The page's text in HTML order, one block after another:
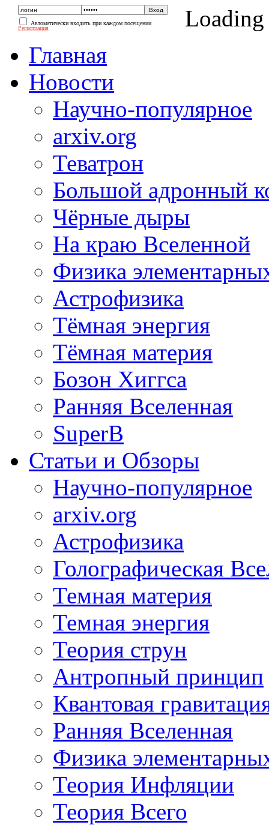
Автоматически входить при каждом посещении
Регистрация
Loading
Главная
Новости
Научно-популярное
arxiv.org
Теватрон
Большой адронный
Чёрные дыры
На краю Вселенной
Физика
Астрофизика
Тёмная энергия
Тёмная материя
Бозон Хиггса
Ранняя Вселенная
SuperB
Статьи и Обзоры
Научно-популярное
arxiv.org
Астрофизика
Голографическая
Темная материя
Темная энергия
Теория струн
Антропный принцип
Квантовая
Ранняя Вселенная
Физика
Теория Инфляции
Теория Всего